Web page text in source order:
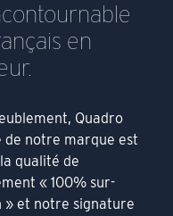
en
Quadro
de notre marque est
qualité de
« 100% sur-
» et notre signature